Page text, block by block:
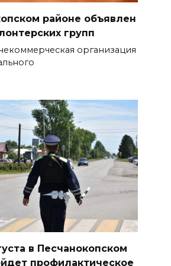
трасс поливают
14:55
4 «Дон»
14:33
в заброшенном
короткое
14:30
работать
районе объявлен
групп
организация
в Песчанокопском
профилактическое